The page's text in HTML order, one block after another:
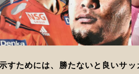
すためには、勝たないと良いサ